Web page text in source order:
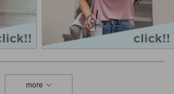
리너 체크 셔츠_HR
more